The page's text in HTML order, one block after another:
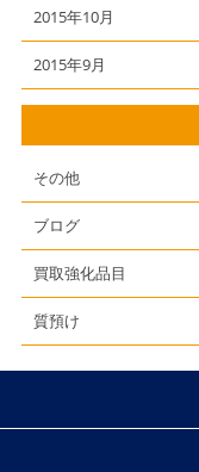
2015年10月
2015年9月
その他
ブログ
買取強化品目
質預け